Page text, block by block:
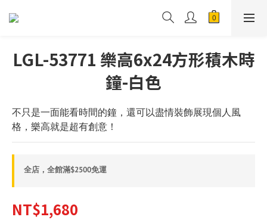
LGL-53771 樂高6x24方形積木時
鐘-白色
不只是一面能看時間的鐘，還可以盡情裝飾展現個人風
格，樂高就是超有創意！
全店，全館滿$2500免運
NT$1,680